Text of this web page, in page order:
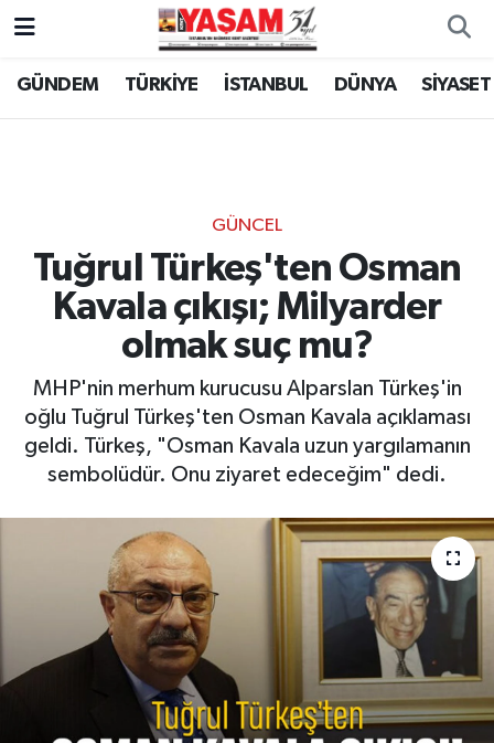
GÜNDEM TÜRKİYE İSTANBUL DÜNYA SİYASET
GÜNCEL
Tuğrul Türkeş'ten Osman
Kavala çıkışı; Milyarder
olmak suç mu?
MHP'nin merhum kurucusu Alparslan Türkeş'in
oğlu Tuğrul Türkeş'ten Osman Kavala açıklaması
geldi. Türkeş, "Osman Kavala uzun yargılamanın
sembolüdür. Onu ziyaret edeceğim" dedi.